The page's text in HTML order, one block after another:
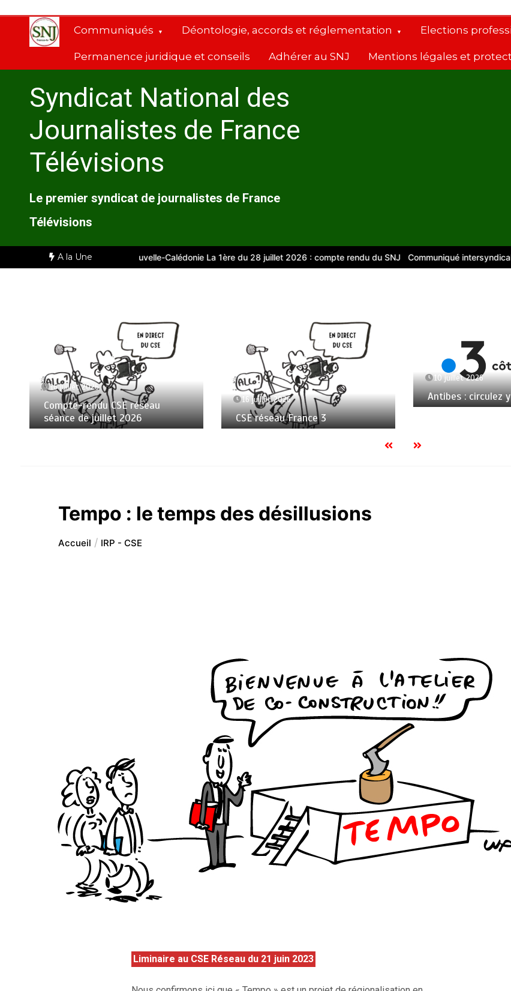
contenu
Communiqués Déontologie, accords et réglementation Elections
Permanence juridique et conseils Adhérer au SNJ Mentions légales et
Syndicat National des
Journalistes de France
Télévisions
Le premier syndicat de journalistes de France
Télévisions
A la Une
Comité d’entreprise de Nouvelle-Calédonie La 1ère du 28 juillet 2026 : compte rendu du SNJ Communiqué intersyndical
16 juillet 2026
Compte-rendu CSE réseau
séance de juillet 2026
16 juillet 2026
CSE réseau France 3
10 juillet 2026
Antibes : circulez
Tempo : le temps des désillusions
Accueil IRP - CSE
Liminaire au CSE Réseau du 21 juin 2023